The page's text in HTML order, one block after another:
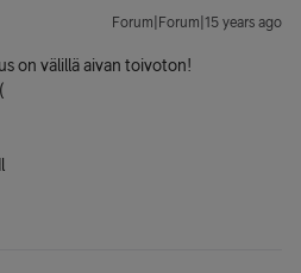
Forum|Forum|15 years ago
on välillä aivan toivoton!